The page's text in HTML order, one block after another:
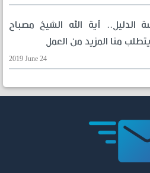
الدليل.. آية الله الشيخ مصباح
منا المزيد من العمل
2019 June 24